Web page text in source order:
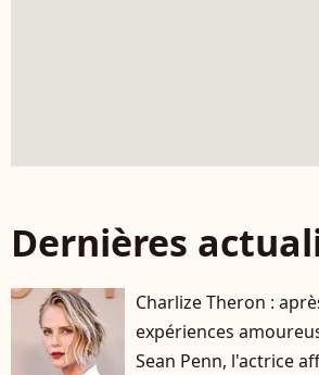
Dernières
Charlize Theron :
expériences
Sean Penn, l'actrice